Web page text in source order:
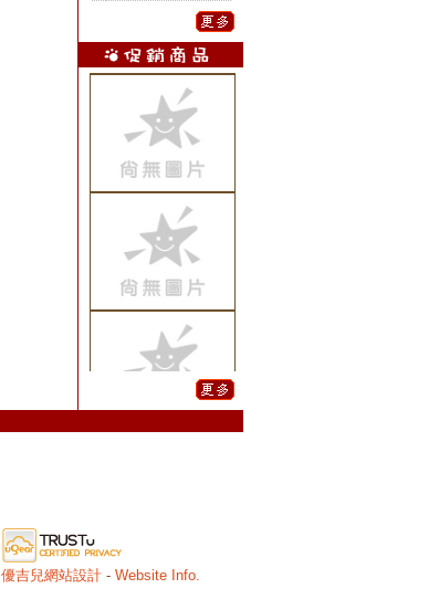
商務
雷射投影機 租用/
施工
2022/04/16各式
說明會.音響.投影.
2021/12/13
沙啟動台/主題顯
字 歡迎洽詢
2019/11/18 禮物
盒開箱儀式/禮物
箱空飄氣球特效
歡迎洽詢
2019/08/30
特效~運動會/大樓
優吉兒網站設計 - Website Info.